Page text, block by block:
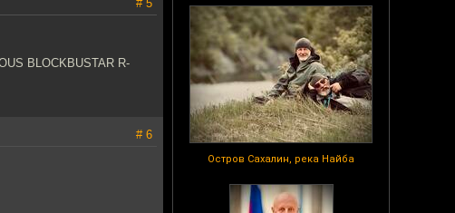
Остров Сахалин, река Найба
# 5
BLOCKBUSTAR R-
# 6